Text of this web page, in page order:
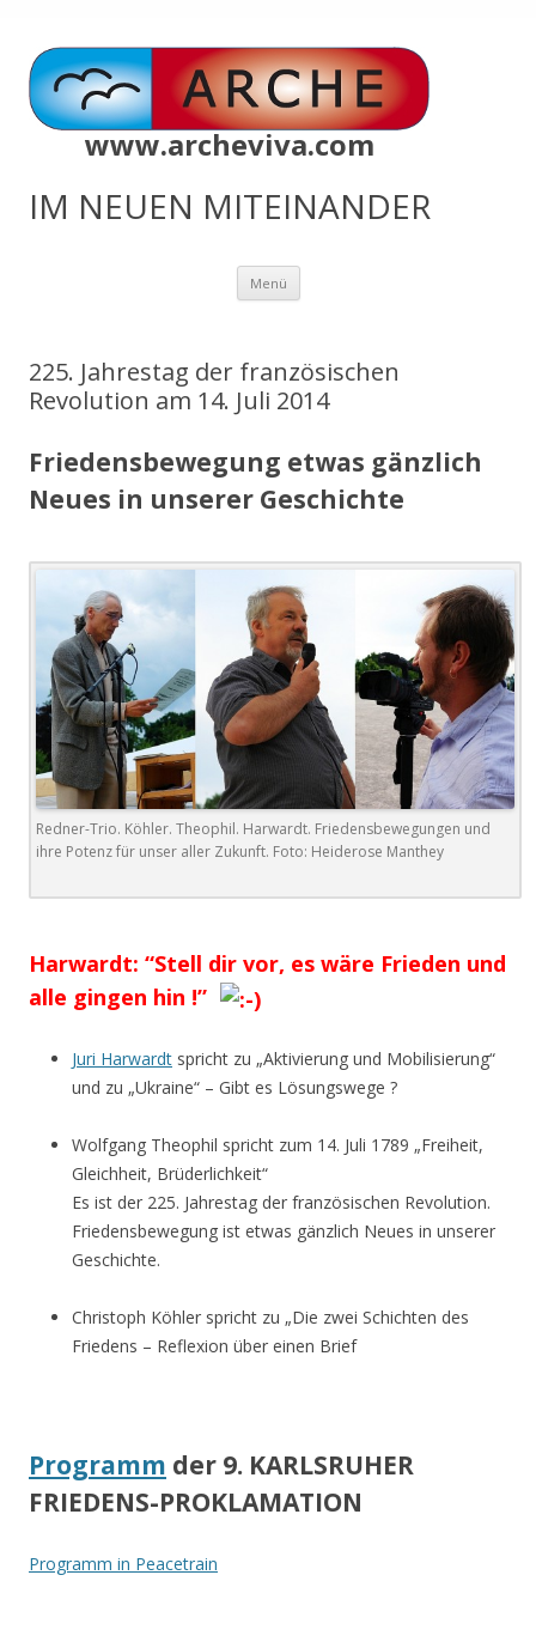
www.archeviva.com
IM NEUEN MITEINANDER
Menü Zum
springen
225. Jahrestag der französischen
Revolution am 14. Juli 2014
Friedens­bewegung etwas gänzlich
Neues in unserer Geschichte
Redner-Trio. Köhler. Theophil. Harwardt. Friedensbewegungen und
ihre Potenz für unser aller Zukunft. Foto: Heiderose Manthey
Harwardt: “Stell dir vor, es wäre Frieden und
alle gingen hin !”
Juri Harwardt spricht zu „Aktivierung und Mobilisierung“
und zu „Ukraine“ – Gibt es Lösungswege ?
Wolfgang Theophil spricht zum 14. Juli 1789 „Freiheit,
Gleichheit, Brüderlichkeit“
Es ist der 225. Jahrestag der französischen Revolution.
Friedensbewegung ist etwas gänzlich Neues in unserer
Geschichte.
Christoph Köhler spricht zu „Die zwei Schichten des
Friedens – Reflexion über einen Brief
Programm der 9. KARLSRUHER
FRIEDENS-PROKLAMATION
Programm in Peacetrain